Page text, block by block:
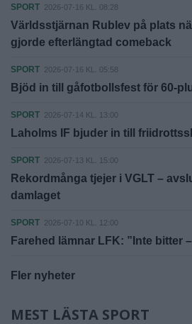
SPORT 2026-07-16 KL. 08:28
Världsstjärnan Rublev på plats
gjorde efterlängtad comeback
SPORT 2026-07-16 KL. 05:58
Bjöd in till gåfotbollsfest för 60-
SPORT 2026-07-14 KL. 13:00
Laholms IF bjuder in till
SPORT 2026-07-13 KL. 15:00
Rekordmånga tjejer i VGLT –
damlaget
SPORT 2026-07-10 KL. 12:00
Farehed lämnar LFK: ”Inte bitter
Fler nyheter
MEST LÄSTA SPORT